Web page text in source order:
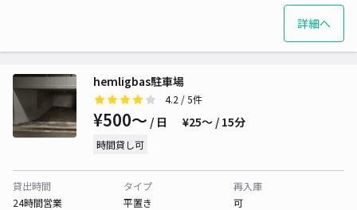
詳細へ
hemligbas駐車場
4.2 / 5件
¥500〜 / 日 ¥25〜 / 15分
時間貸し可
貸出時間
24時間営業
タイプ
平置き
再入庫
可